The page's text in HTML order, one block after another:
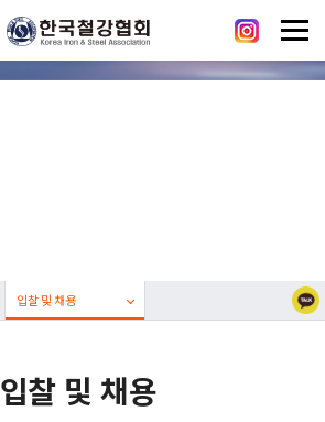
닫기
입찰 및 채용
입찰 및 채용